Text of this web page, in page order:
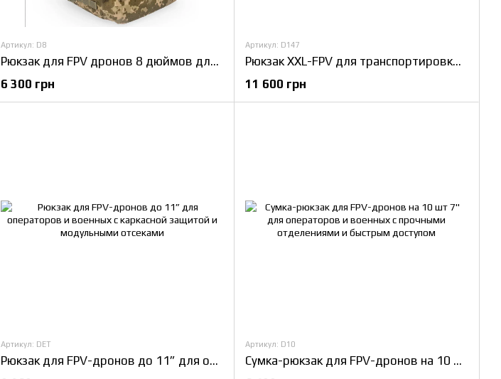
Артикул: D8
Рюкзак для FPV дронов 8 дюймов для операторов и военных с надёжной перевозкой 4 дронов с пультом и очками
6 300 грн
Артикул: D147
Рюкзак XXL-FPV для транспортировки 14 или 7 FPV-дронов 7"/10" для военных и операторов с усиленной защитой
11 600 грн
Артикул: DET
Рюкзак для FPV-дронов до 11” для операторов и военных с каркасной защитой и модульными отсеками
Артикул: D10
Сумка-рюкзак для FPV-дронов на 10 шт 7" для операторов и военных с прочными отделениями и быстрым доступом